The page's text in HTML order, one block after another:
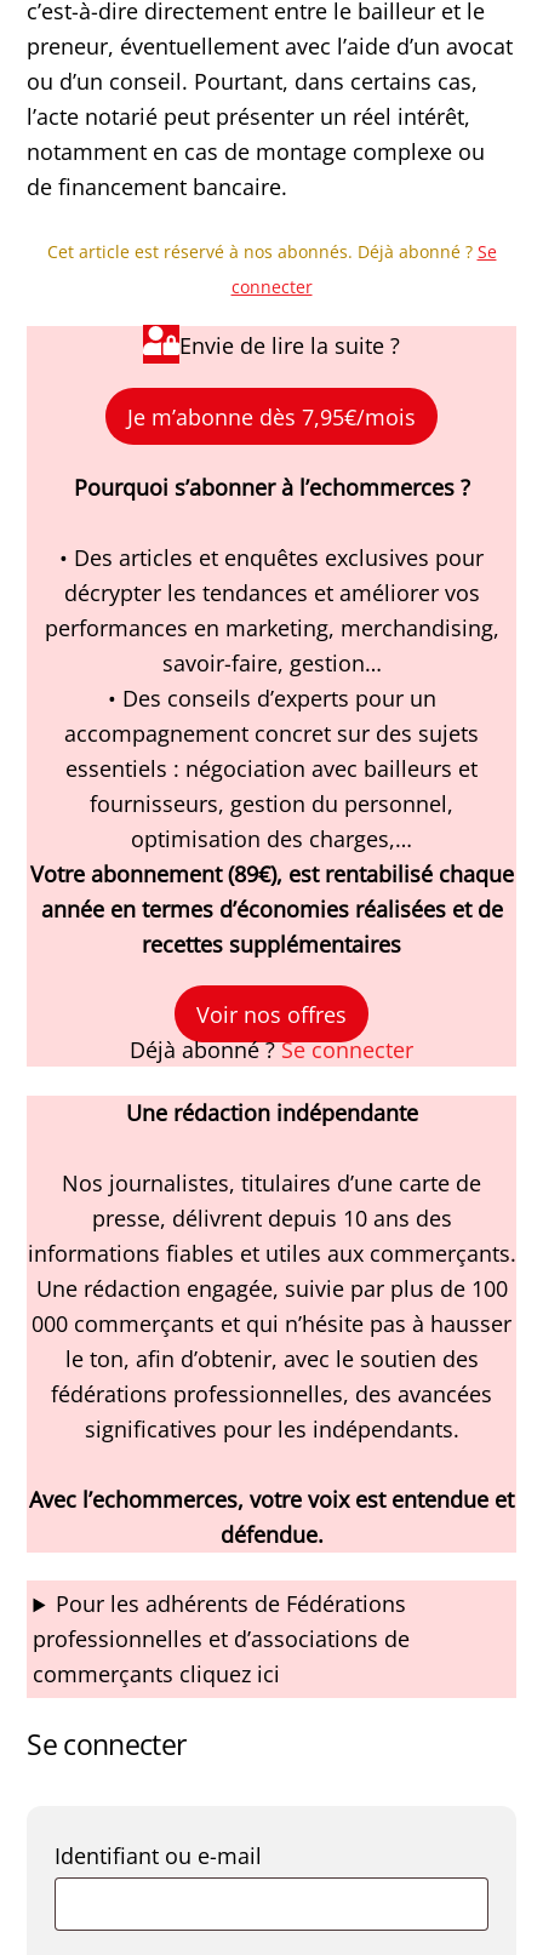
c’est-à-dire directement entre le bailleur et le
preneur, éventuellement avec l’aide d’un avocat
ou d’un conseil. Pourtant, dans certains cas,
l’acte notarié peut présenter un réel intérêt,
notamment en cas de montage complexe ou
de financement bancaire.
Cet article est réservé à nos abonnés. Déjà abonné ? Se
connecter
Envie de lire la suite ?
Je m’abonne dès 7,95€/mois
Pourquoi s’abonner à l’echommerces ?
• Des articles et enquêtes exclusives pour
décrypter les tendances et améliorer vos
performances en marketing, merchandising,
savoir-faire, gestion…
• Des conseils d’experts pour un
accompagnement concret sur des sujets
essentiels : négociation avec bailleurs et
fournisseurs, gestion du personnel,
optimisation des charges,…
Votre abonnement (89€), est rentabilisé chaque
année en termes d’économies réalisées et de
recettes supplémentaires
Voir nos offres
Déjà abonné ?Se connecter
Une rédaction indépendante
Nos journalistes, titulaires d’une carte de
presse, délivrent depuis 10 ans des
informations fiables et utiles aux commerçants.
Une rédaction engagée, suivie par plus de 100
000 commerçants et qui n’hésite pas à hausser
le ton, afin d’obtenir, avec le soutien des
fédérations professionnelles, des avancées
significatives pour les indépendants.
Avec l’echommerces, votre voix est entendue et
défendue.
Pour les adhérents de Fédérations
professionnelles et d’associations de
commerçants cliquez ici
Se connecter
Identifiant ou e-mail